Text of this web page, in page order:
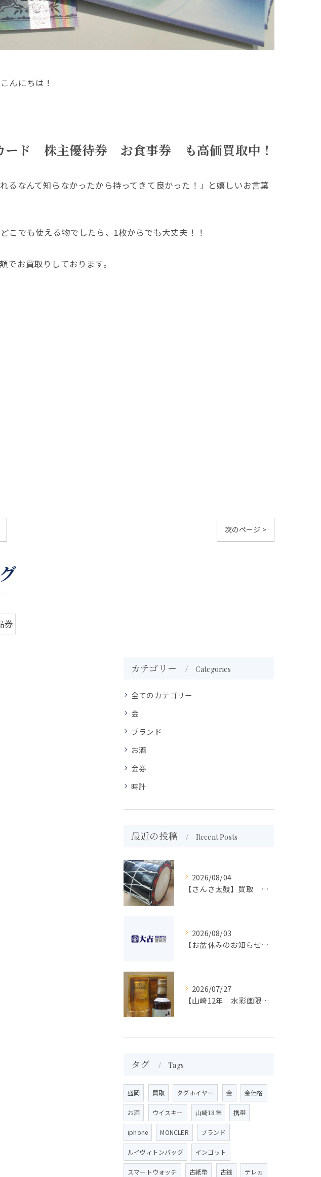
にちは！
ド 株主優待券 お食事券 も高価買取中！
なんて知らなかったから持ってきて良かった！」と嬉しいお言葉
こでも使える物でしたら、1枚からでも大丈夫！！
お買取りしております。
次のページ >
券
カテゴリー Categories
全てのカテゴリー
金
ブランド
お酒
金券
時計
最近の投稿 Recent Posts
2026/08/04
【さんさ太鼓】買取 大吉盛岡店 楽器 買取します！！
2026/08/03
【お盆休みのお知らせ】買取専門 大吉 盛岡店
2026/07/27
【山崎12年 水彩画限定ラベル】買取 大吉盛岡店 国産ウイスキー買取しました！！
タグ Tags
盛岡 買取 タグホイヤー 金 金価格
お酒 ウイスキー 山崎18年 携帯
iphone MONCLER ブランド
ルイヴィトンバッグ インゴット
スマートウォッチ 古紙幣 古銭 テレカ